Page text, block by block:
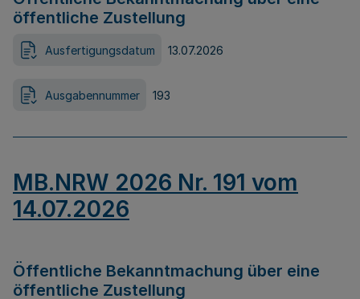
öffentliche Zustellung
Ausfertigungsdatum 13.07.2026
Ausgabennummer 193
MB.NRW 2026 Nr. 191 vom
14.07.2026
Öffentliche Bekanntmachung über eine
öffentliche Zustellung